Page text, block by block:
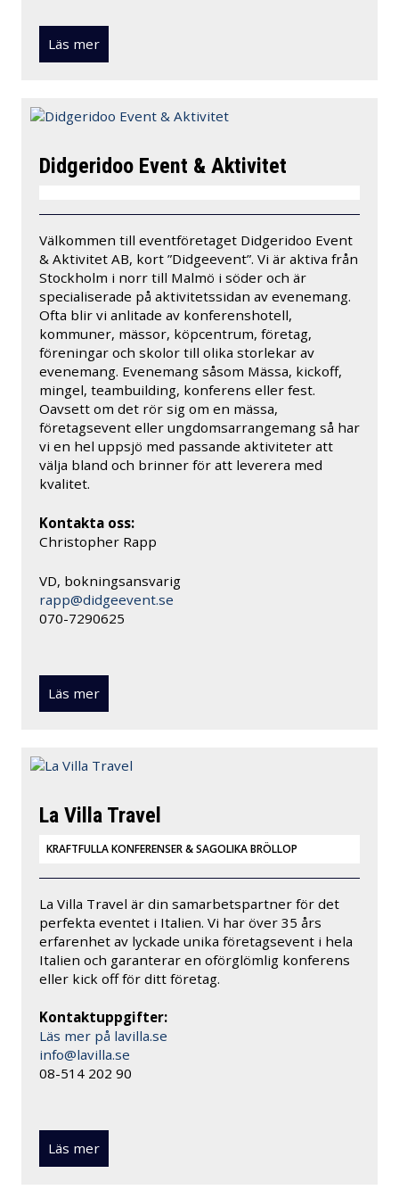
Läs mer
Didgeridoo Event & Aktivitet
Välkommen till eventföretaget Didgeridoo Event
& Aktivitet AB, kort ”Didgeevent”. Vi är aktiva från
Stockholm i norr till Malmö i söder och är
specialiserade på aktivitetssidan av evenemang.
Ofta blir vi anlitade av konferenshotell,
kommuner, mässor, köpcentrum, företag,
föreningar och skolor till olika storlekar av
evenemang. Evenemang såsom Mässa, kickoff,
mingel, teambuilding, konferens eller fest.
Oavsett om det rör sig om en mässa,
företagsevent eller ungdomsarrangemang så har
vi en hel uppsjö med passande aktiviteter att
välja bland och brinner för att leverera med
kvalitet.
Kontakta oss:
Christopher Rapp
VD, bokningsansvarig
rapp@didgeevent.se
070-7290625
Läs mer
La Villa Travel
KRAFTFULLA KONFERENSER & SAGOLIKA BRÖLLOP
La Villa Travel är din samarbetspartner för det
perfekta eventet i Italien. Vi har över 35 års
erfarenhet av lyckade unika företagsevent i hela
Italien och garanterar en oförglömlig konferens
eller kick off för ditt företag.
Kontaktuppgifter:
Läs mer på lavilla.se
info@lavilla.se
08-514 202 90
Läs mer